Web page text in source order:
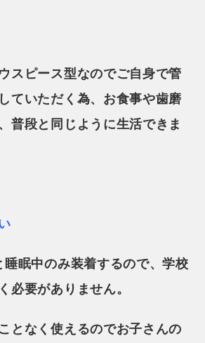
スピース型なのでご自身で管
ていただく為、お食事や歯磨
普段と同じように生活できま
睡眠中のみ装着するので、学校
必要がありません。
となく使えるのでお子さんの